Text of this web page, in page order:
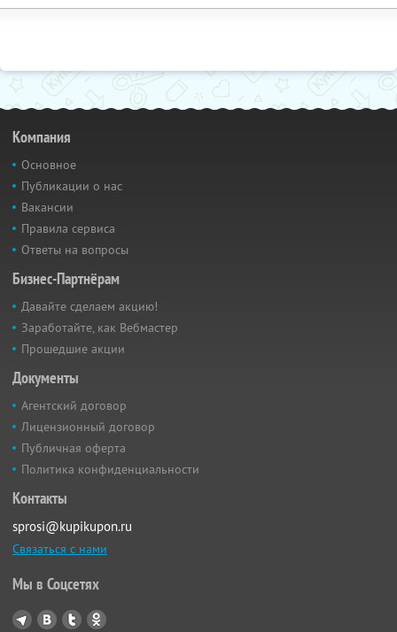
Компания
Основное
Публикации о нас
Вакансии
Правила сервиса
Ответы на вопросы
Бизнес-Партнёрам
Давайте сделаем акцию!
Заработайте, как Вебмастер
Прошедшие акции
Документы
Агентский договор
Лицензионный договор
Публичная оферта
Политика конфиденциальности
Контакты
sprosi@kupikupon.ru
Связаться с нами
Мы в Соцсетях